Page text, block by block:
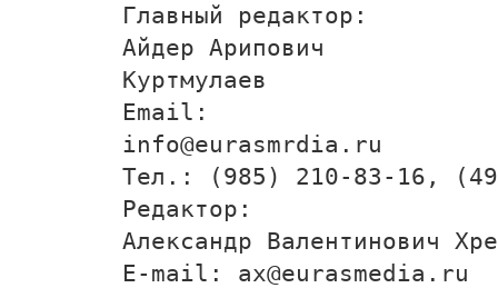
Главный редактор:
Айдер Арипович
Куртмулаев
Email:
info@eurasmrdia.ru
Тел.: (985) 210-83-16,
Редактор:
Александр Валентинович
E-mail: ax@eurasmedia.ru